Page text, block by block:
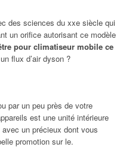
des sciences du xxe siècle qui
un orifice autorisant ce modèle
pour climatiseur mobile ce
flux d’air dyson ?
par un peu près de votre
est une unité intérieure
un précieux dont vous
promotion sur le.